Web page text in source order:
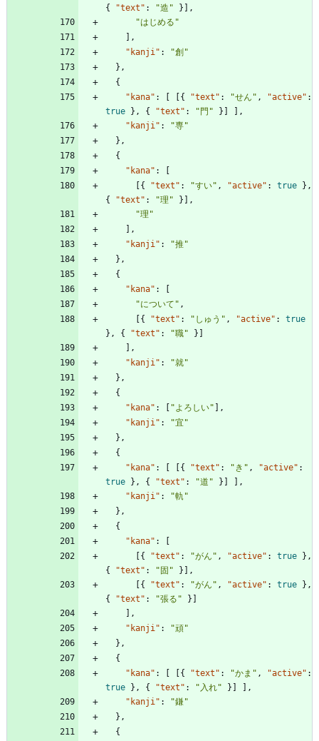
{
"text" : "造" }
,
"はじめる"
,
"kanji" :
"創"
} ,
{
"kana" : { "text" : "せん" , "active" :
true
} , { "text" : "門" }
,
"kanji" :
"専"
} ,
{
"kana" :
{ "text" : "すい" , "active" : true } ,
{
"text" : "理" }
,
"理"
,
"kanji" :
"推"
} ,
{
"kana" :
"について" ,
{ "text" : "しゅう" , "active" :
true
} , { "text" : "職" }
,
"kanji" :
"就"
} ,
{
"kana" : "よろしい"
,
"kanji" :
"宜"
} ,
{
"kana" : { "text" : "き" , "active" :
true
} , { "text" : "道" }
,
"kanji" :
"軌"
} ,
{
"kana" :
{ "text" : "がん" , "active" : true } ,
{
"text" : "固" }
,
{ "text" : "がん" , "active" : true } ,
{
"text" : "張る" }
,
"kanji" :
"頑"
} ,
{
"kana" : { "text" : "かま" , "active" :
true
} , { "text" : "入れ" }
,
"kanji" :
"鎌"
} ,
{